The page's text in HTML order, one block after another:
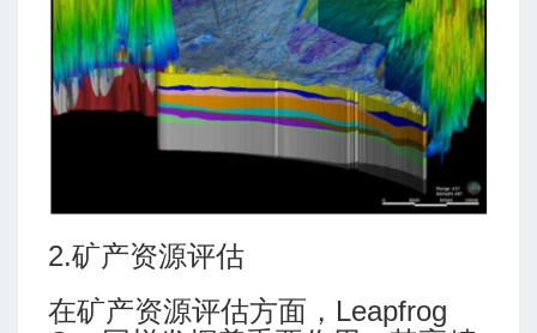
2.矿产资源评估
在矿产资源评估方面，Leapfrog